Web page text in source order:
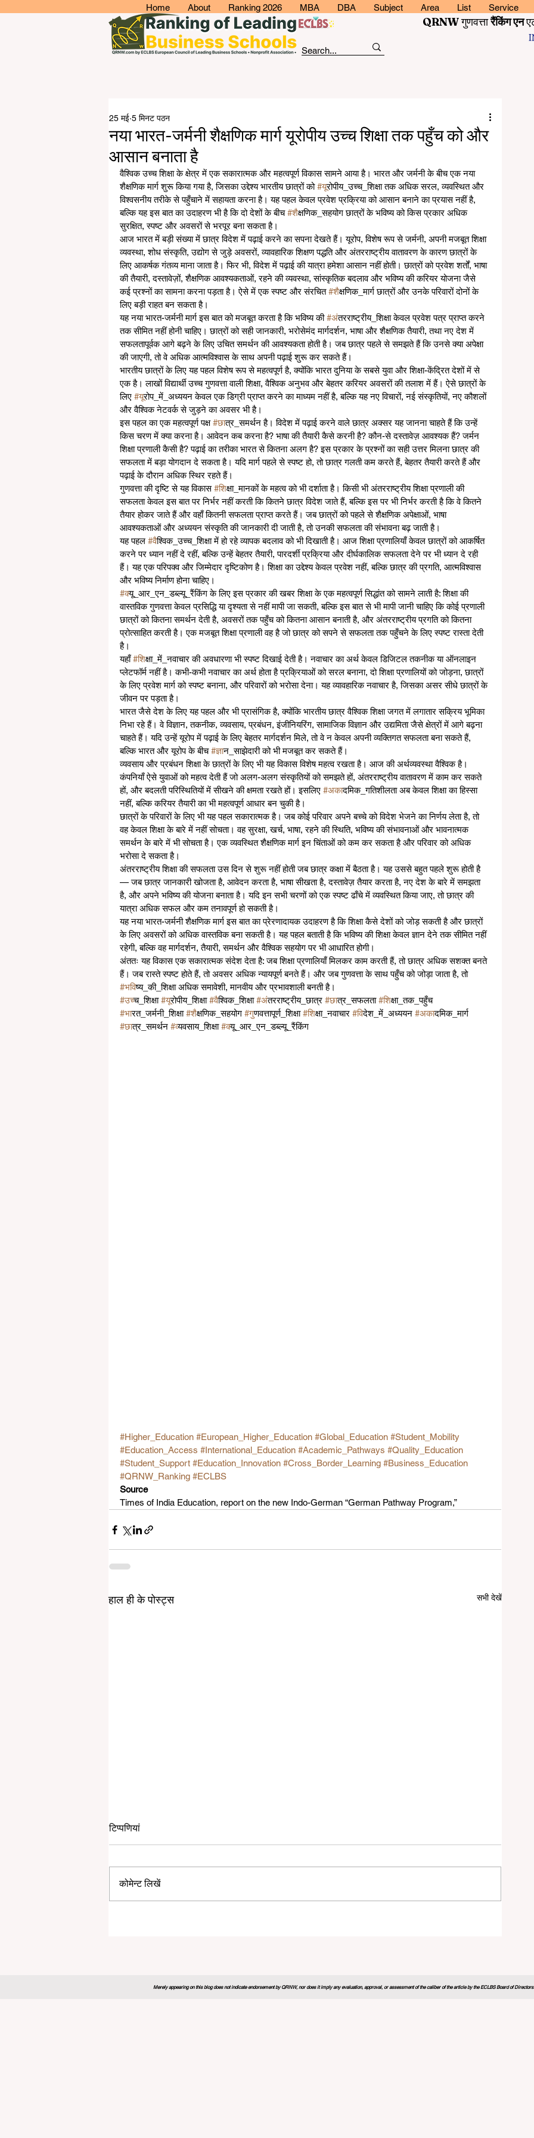
Home About Ranking 2026 MBA DBA Subject Area List Service
QRNWगुणवत्तारैंकिंगएन
नया भारत-जर्मनी शैक्षणिक मार्ग यूरोपीय उच्च शिक्षा तक पहुँच को और
आसान बनाता है
25 मई 5 मिनट पठन
वैश्विक उच्च शिक्षा के क्षेत्र में एक सकारात्मक और महत्वपूर्ण विकास सामने आया है। भारत और जर्मनी के बीच एक नया
शैक्षणिक मार्ग शुरू किया गया है, जिसका उद्देश्य भारतीय छात्रों को #यूरोपीय_उच्च_शिक्षा तक अधिक सरल, व्यवस्थित और
विश्वसनीय तरीके से पहुँचाने में सहायता करना है। यह पहल केवल प्रवेश प्रक्रिया को आसान बनाने का प्रयास नहीं है,
बल्कि यह इस बात का उदाहरण भी है कि दो देशों के बीच #शैक्षणिक_सहयोग छात्रों के भविष्य को किस प्रकार अधिक
सुरक्षित, स्पष्ट और अवसरों से भरपूर बना सकता है।
आज भारत में बड़ी संख्या में छात्र विदेश में पढ़ाई करने का सपना देखते हैं। यूरोप, विशेष रूप से जर्मनी, अपनी मजबूत शिक्षा
व्यवस्था, शोध संस्कृति, उद्योग से जुड़े अवसरों, व्यावहारिक शिक्षण पद्धति और अंतरराष्ट्रीय वातावरण के कारण छात्रों के
लिए आकर्षक गंतव्य माना जाता है। फिर भी, विदेश में पढ़ाई की यात्रा हमेशा आसान नहीं होती। छात्रों को प्रवेश शर्तों, भाषा
की तैयारी, दस्तावेज़ों, शैक्षणिक आवश्यकताओं, रहने की व्यवस्था, सांस्कृतिक बदलाव और भविष्य की करियर योजना जैसे
कई प्रश्नों का सामना करना पड़ता है। ऐसे में एक स्पष्ट और संरचित #शैक्षणिक_मार्ग छात्रों और उनके परिवारों दोनों के
लिए बड़ी राहत बन सकता है।
यह नया भारत-जर्मनी मार्ग इस बात को मजबूत करता है कि भविष्य की #अंतरराष्ट्रीय_शिक्षा केवल प्रवेश पत्र प्राप्त करने
तक सीमित नहीं होनी चाहिए। छात्रों को सही जानकारी, भरोसेमंद मार्गदर्शन, भाषा और शैक्षणिक तैयारी, तथा नए देश में
सफलतापूर्वक आगे बढ़ने के लिए उचित समर्थन की आवश्यकता होती है। जब छात्र पहले से समझते हैं कि उनसे क्या अपेक्षा
की जाएगी, तो वे अधिक आत्मविश्वास के साथ अपनी पढ़ाई शुरू कर सकते हैं।
भारतीय छात्रों के लिए यह पहल विशेष रूप से महत्वपूर्ण है, क्योंकि भारत दुनिया के सबसे युवा और शिक्षा-केंद्रित देशों में से
एक है। लाखों विद्यार्थी उच्च गुणवत्ता वाली शिक्षा, वैश्विक अनुभव और बेहतर करियर अवसरों की तलाश में हैं। ऐसे छात्रों के
लिए #यूरोप_में_अध्ययन केवल एक डिग्री प्राप्त करने का माध्यम नहीं है, बल्कि यह नए विचारों, नई संस्कृतियों, नए कौशलों
और वैश्विक नेटवर्क से जुड़ने का अवसर भी है।
इस पहल का एक महत्वपूर्ण पक्ष #छात्र_समर्थन है। विदेश में पढ़ाई करने वाले छात्र अक्सर यह जानना चाहते हैं कि उन्हें
किस चरण में क्या करना है। आवेदन कब करना है? भाषा की तैयारी कैसे करनी है? कौन-से दस्तावेज़ आवश्यक हैं? जर्मन
शिक्षा प्रणाली कैसी है? पढ़ाई का तरीका भारत से कितना अलग है? इस प्रकार के प्रश्नों का सही उत्तर मिलना छात्र की
सफलता में बड़ा योगदान दे सकता है। यदि मार्ग पहले से स्पष्ट हो, तो छात्र गलती कम करते हैं, बेहतर तैयारी करते हैं और
पढ़ाई के दौरान अधिक स्थिर रहते हैं।
गुणवत्ता की दृष्टि से यह विकास #शिक्षा_मानकों के महत्व को भी दर्शाता है। किसी भी अंतरराष्ट्रीय शिक्षा प्रणाली की
सफलता केवल इस बात पर निर्भर नहीं करती कि कितने छात्र विदेश जाते हैं, बल्कि इस पर भी निर्भर करती है कि वे कितने
तैयार होकर जाते हैं और वहाँ कितनी सफलता प्राप्त करते हैं। जब छात्रों को पहले से शैक्षणिक अपेक्षाओं, भाषा
आवश्यकताओं और अध्ययन संस्कृति की जानकारी दी जाती है, तो उनकी सफलता की संभावना बढ़ जाती है।
यह पहल #वैश्विक_उच्च_शिक्षा में हो रहे व्यापक बदलाव को भी दिखाती है। आज शिक्षा प्रणालियाँ केवल छात्रों को आकर्षित
करने पर ध्यान नहीं दे रहीं, बल्कि उन्हें बेहतर तैयारी, पारदर्शी प्रक्रिया और दीर्घकालिक सफलता देने पर भी ध्यान दे रही
हैं। यह एक परिपक्व और जिम्मेदार दृष्टिकोण है। शिक्षा का उद्देश्य केवल प्रवेश नहीं, बल्कि छात्र की प्रगति, आत्मविश्वास
और भविष्य निर्माण होना चाहिए।
#क्यू_आर_एन_डब्ल्यू_रैंकिंग के लिए इस प्रकार की खबर शिक्षा के एक महत्वपूर्ण सिद्धांत को सामने लाती है: शिक्षा की
वास्तविक गुणवत्ता केवल प्रसिद्धि या दृश्यता से नहीं मापी जा सकती, बल्कि इस बात से भी मापी जानी चाहिए कि कोई प्रणाली
छात्रों को कितना समर्थन देती है, अवसरों तक पहुँच को कितना आसान बनाती है, और अंतरराष्ट्रीय प्रगति को कितना
प्रोत्साहित करती है। एक मजबूत शिक्षा प्रणाली वह है जो छात्र को सपने से सफलता तक पहुँचने के लिए स्पष्ट रास्ता देती
है।
यहाँ #शिक्षा_में_नवाचार की अवधारणा भी स्पष्ट दिखाई देती है। नवाचार का अर्थ केवल डिजिटल तकनीक या ऑनलाइन
प्लेटफॉर्म नहीं है। कभी-कभी नवाचार का अर्थ होता है प्रक्रियाओं को सरल बनाना, दो शिक्षा प्रणालियों को जोड़ना, छात्रों
के लिए प्रवेश मार्ग को स्पष्ट बनाना, और परिवारों को भरोसा देना। यह व्यावहारिक नवाचार है, जिसका असर सीधे छात्रों के
जीवन पर पड़ता है।
भारत जैसे देश के लिए यह पहल और भी प्रासंगिक है, क्योंकि भारतीय छात्र वैश्विक शिक्षा जगत में लगातार सक्रिय भूमिका
निभा रहे हैं। वे विज्ञान, तकनीक, व्यवसाय, प्रबंधन, इंजीनियरिंग, सामाजिक विज्ञान और उद्यमिता जैसे क्षेत्रों में आगे बढ़ना
चाहते हैं। यदि उन्हें यूरोप में पढ़ाई के लिए बेहतर मार्गदर्शन मिले, तो वे न केवल अपनी व्यक्तिगत सफलता बना सकते हैं,
बल्कि भारत और यूरोप के बीच #ज्ञान_साझेदारी को भी मजबूत कर सकते हैं।
व्यवसाय और प्रबंधन शिक्षा के छात्रों के लिए भी यह विकास विशेष महत्व रखता है। आज की अर्थव्यवस्था वैश्विक है।
कंपनियाँ ऐसे युवाओं को महत्व देती हैं जो अलग-अलग संस्कृतियों को समझते हों, अंतरराष्ट्रीय वातावरण में काम कर सकते
हों, और बदलती परिस्थितियों में सीखने की क्षमता रखते हों। इसलिए #अकादमिक_गतिशीलता अब केवल शिक्षा का हिस्सा
नहीं, बल्कि करियर तैयारी का भी महत्वपूर्ण आधार बन चुकी है।
छात्रों के परिवारों के लिए भी यह पहल सकारात्मक है। जब कोई परिवार अपने बच्चे को विदेश भेजने का निर्णय लेता है, तो
वह केवल शिक्षा के बारे में नहीं सोचता। वह सुरक्षा, खर्च, भाषा, रहने की स्थिति, भविष्य की संभावनाओं और भावनात्मक
समर्थन के बारे में भी सोचता है। एक व्यवस्थित शैक्षणिक मार्ग इन चिंताओं को कम कर सकता है और परिवार को अधिक
भरोसा दे सकता है।
अंतरराष्ट्रीय शिक्षा की सफलता उस दिन से शुरू नहीं होती जब छात्र कक्षा में बैठता है। यह उससे बहुत पहले शुरू होती है
— जब छात्र जानकारी खोजता है, आवेदन करता है, भाषा सीखता है, दस्तावेज़ तैयार करता है, नए देश के बारे में समझता
है, और अपने भविष्य की योजना बनाता है। यदि इन सभी चरणों को एक स्पष्ट ढाँचे में व्यवस्थित किया जाए, तो छात्र की
यात्रा अधिक सफल और कम तनावपूर्ण हो सकती है।
यह नया भारत-जर्मनी शैक्षणिक मार्ग इस बात का प्रेरणादायक उदाहरण है कि शिक्षा कैसे देशों को जोड़ सकती है और छात्रों
के लिए अवसरों को अधिक वास्तविक बना सकती है। यह पहल बताती है कि भविष्य की शिक्षा केवल ज्ञान देने तक सीमित नहीं
रहेगी, बल्कि वह मार्गदर्शन, तैयारी, समर्थन और वैश्विक सहयोग पर भी आधारित होगी।
अंततः यह विकास एक सकारात्मक संदेश देता है: जब शिक्षा प्रणालियाँ मिलकर काम करती हैं, तो छात्र अधिक सशक्त बनते
हैं। जब रास्ते स्पष्ट होते हैं, तो अवसर अधिक न्यायपूर्ण बनते हैं। और जब गुणवत्ता के साथ पहुँच को जोड़ा जाता है, तो
#भविष्य_की_शिक्षा अधिक समावेशी, मानवीय और प्रभावशाली बनती है।
#उच्च_शिक्षा #यूरोपीय_शिक्षा #वैश्विक_शिक्षा #अंतरराष्ट्रीय_छात्र #छात्र_सफलता #शिक्षा_तक_पहुँच
#भारत_जर्मनी_शिक्षा #शैक्षणिक_सहयोग #गुणवत्तापूर्ण_शिक्षा #शिक्षा_नवाचार #विदेश_में_अध्ययन #अकादमिक_मार्ग
#छात्र_समर्थन #व्यवसाय_शिक्षा #क्यू_आर_एन_डब्ल्यू_रैंकिंग
#Higher_Education #European_Higher_Education #Global_Education #Student_Mobility
#Education_Access #International_Education #Academic_Pathways #Quality_Education
#Student_Support #Education_Innovation #Cross_Border_Learning #Business_Education
#QRNW_Ranking #ECLBS
Source
Times of India Education, report on the new Indo-German “German Pathway Program,”
हाल ही के पोस्ट्स सभी देखें
टिप्पणियां
कोमेन्ट लिखें
Merely appearing on this blog does not indicate endorsement by QRNW, nor does it imply any evaluation, approval, or assessment of the caliber of the article by the ECLBS Board of